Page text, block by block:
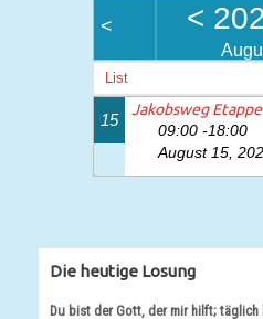
< <
List
15
Jakobsweg
09:00 -18:00
August 15,
Die heutige Losung
Du bist der Gott, der mir hilft; täglich